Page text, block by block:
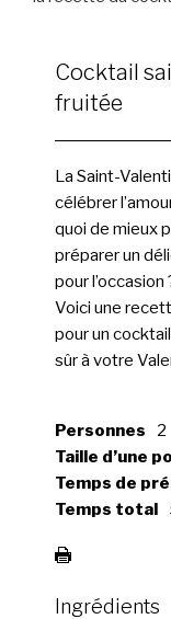
Cocktail
fruitée
La Saint-
célébrer
quoi de mieux
préparer un
pour l’occasion
Voici une
pour un
sûr à votre
Personnes
2
Taille d’une
Temps de
Temps total
Ingrédients